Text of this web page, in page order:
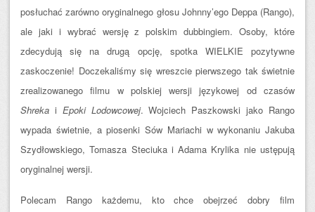
posłuchać zarówno oryginalnego głosu Johnny’ego Deppa (Rango),
ale jaki i wybrać wersję z polskim dubbingiem. Osoby, które
zdecydują się na drugą opcję, spotka WIELKIE pozytywne
zaskoczenie! Doczekaliśmy się wreszcie pierwszego tak świetnie
zrealizowanego filmu w polskiej wersji językowej od czasów
Shreka i Epoki Lodowcowej. Wojciech Paszkowski jako Rango
wypada świetnie, a piosenki Sów Mariachi w wykonaniu Jakuba
Szydłowskiego, Tomasza Steciuka i Adama Krylika nie ustępują
oryginalnej wersji.
Polecam Rango każdemu, kto chce obejrzeć dobry film